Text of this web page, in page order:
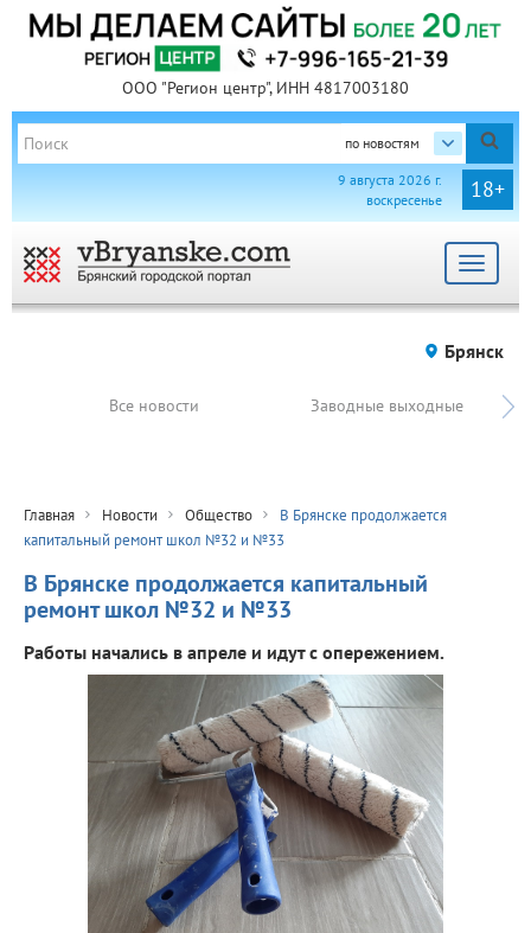
ООО "Регион центр", ИНН 4817003180
по новостям
18+
9 августа 2026 г.
воскресенье
Toggle
Брянск
Все новости Заводные выходные
Главная Новости Общество
В Брянске продолжается
капитальный ремонт школ №32 и №33
В Брянске продолжается капитальный
ремонт школ №32 и №33
Работы начались в апреле и идут с опережением.